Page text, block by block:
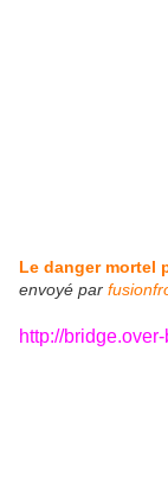
Le danger mortel
envoyé par
http://